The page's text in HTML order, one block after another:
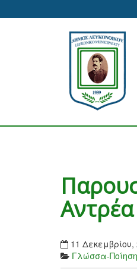
11 Δεκεμβρίου,
Γλώσσα-